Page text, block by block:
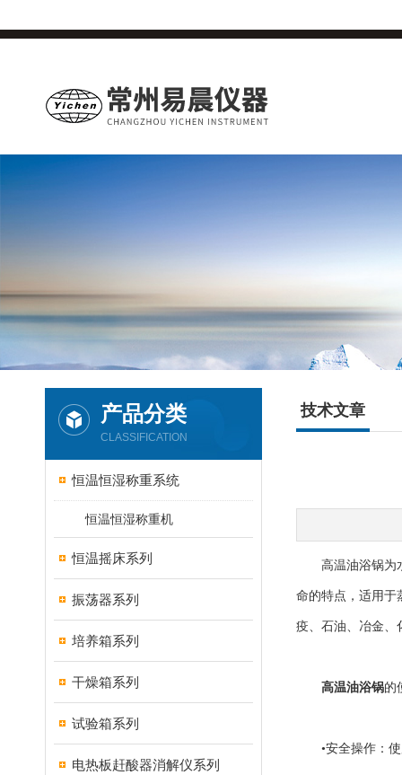
产品分类
CLASSIFICATION
恒温恒湿称重系统
恒温恒湿称重机
恒温摇床系列
振荡器系列
培养箱系列
干燥箱系列
试验箱系列
电热板赶酸器消解仪系列
技术文章
高温油浴锅为水
命的特点，适用于
疫、石油、冶金、
高温油浴锅的
•安全操作：使